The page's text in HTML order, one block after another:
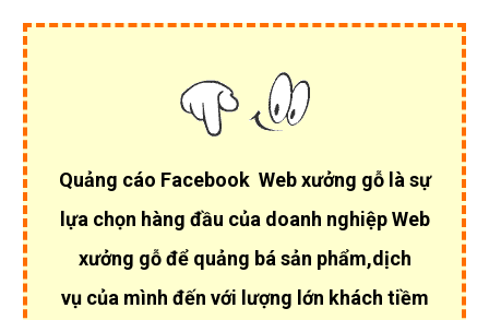
Quảng cáo Facebook Web xưởng gỗ là sự
lựa chọn hàng đầu của doanh nghiệp Web
xưởng gỗ để quảng bá sản phẩm,dịch
vụ của mình đến với lượng lớn khách tiềm